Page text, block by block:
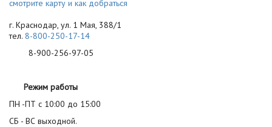
смотрите карту и как добраться
г. Краснодар, ул. 1 Мая, 388/1
тел. 8-800-250-17-14
8-900-256-97-05
Режим работы
ПН -ПТ с 10:00 до 15:00
СБ - ВС выходной.